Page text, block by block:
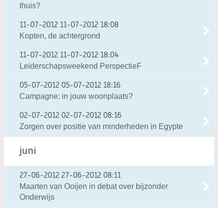
thuis?
11-07-2012 11-07-2012 18:08
Kopten, de achtergrond
11-07-2012 11-07-2012 18:04
Leiderschapsweekend PerspectieF
05-07-2012 05-07-2012 18:16
Campagne: in jouw woonplaats?
02-07-2012 02-07-2012 08:16
Zorgen over positie van minderheden in Egypte
juni
27-06-2012 27-06-2012 08:11
Maarten van Ooijen in debat over bijzonder
Onderwijs